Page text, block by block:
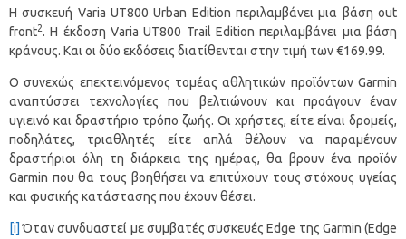
Η συσκευή Varia UT800 Urban Edition περιλαμβάνει μια βάση out
front2. Η έκδοση Varia UT800 Trail Edition περιλαμβάνει μια βάση
κράνους. Και οι δύο εκδόσεις διατίθενται στην τιμή των €169.99.
Ο συνεχώς επεκτεινόμενος τομέας αθλητικών προϊόντων Garmin
αναπτύσσει τεχνολογίες που βελτιώνουν και προάγουν έναν
υγιεινό και δραστήριο τρόπο ζωής. Οι χρήστες, είτε είναι δρομείς,
ποδηλάτες, τριαθλητές είτε απλά θέλουν να παραμένουν
δραστήριοι όλη τη διάρκεια της ημέρας, θα βρουν ένα προϊόν
Garmin που θα τους βοηθήσει να επιτύχουν τους στόχους υγείας
και φυσικής κατάστασης που έχουν θέσει.
[i] Όταν συνδυαστεί με συμβατές συσκευές Edge της Garmin (Edge